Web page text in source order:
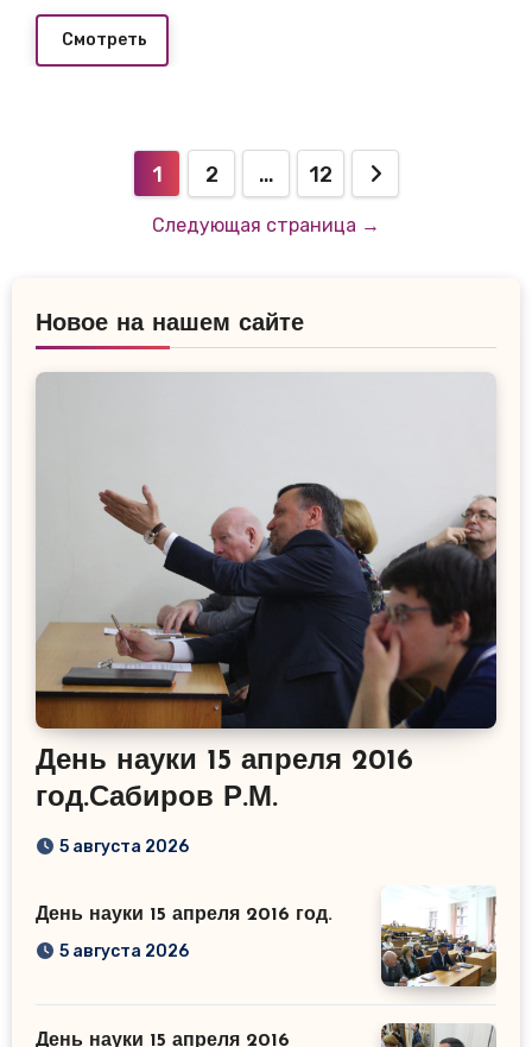
Смотреть
Пагинация
записей
1 2 … 12
Следующая страница →
Новое на нашем сайте
День науки 15 апреля 2016
год.Сабиров Р.М.
5 августа 2026
День науки 15 апреля 2016 год.
5 августа 2026
День науки 15 апреля 2016